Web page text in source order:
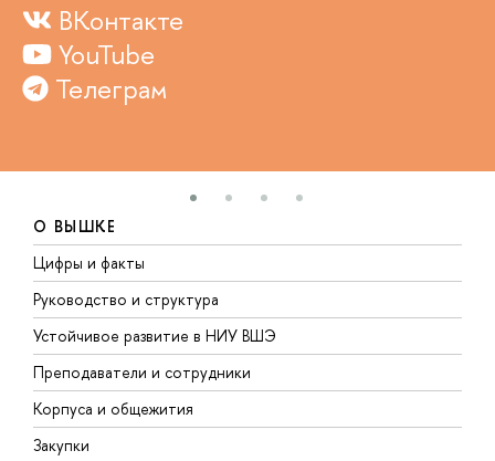
ВКонтакте
YouTube
Телеграм
О ВЫШКЕ
Цифры и факты
Руководство и структура
Устойчивое развитие в НИУ ВШЭ
Преподаватели и сотрудники
Корпуса и общежития
Закупки